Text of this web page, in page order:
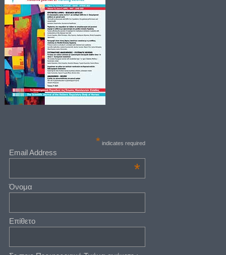
* indicates required
Email Address
*
Όνομα
Επίθετο